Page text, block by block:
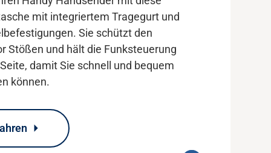
mit integriertem Tragegurt und
Sie schützt den
Stößen und hält die Funksteuerung
damit Sie schnell und bequem
können.